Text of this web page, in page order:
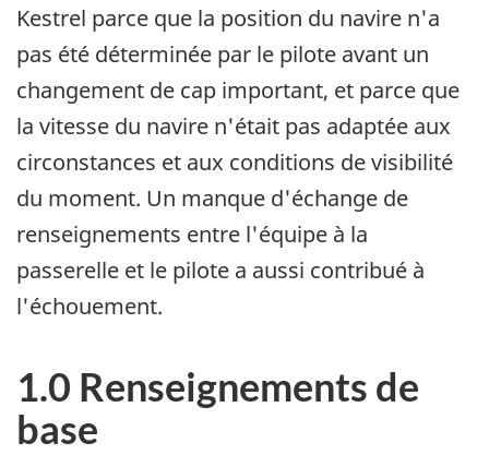
Kestrel parce que la position du navire n'a
pas été déterminée par le pilote avant un
changement de cap important, et parce que
la vitesse du navire n'était pas adaptée aux
circonstances et aux conditions de visibilité
du moment. Un manque d'échange de
renseignements entre l'équipe à la
passerelle et le pilote a aussi contribué à
l'échouement.
1.0 Renseignements de
base